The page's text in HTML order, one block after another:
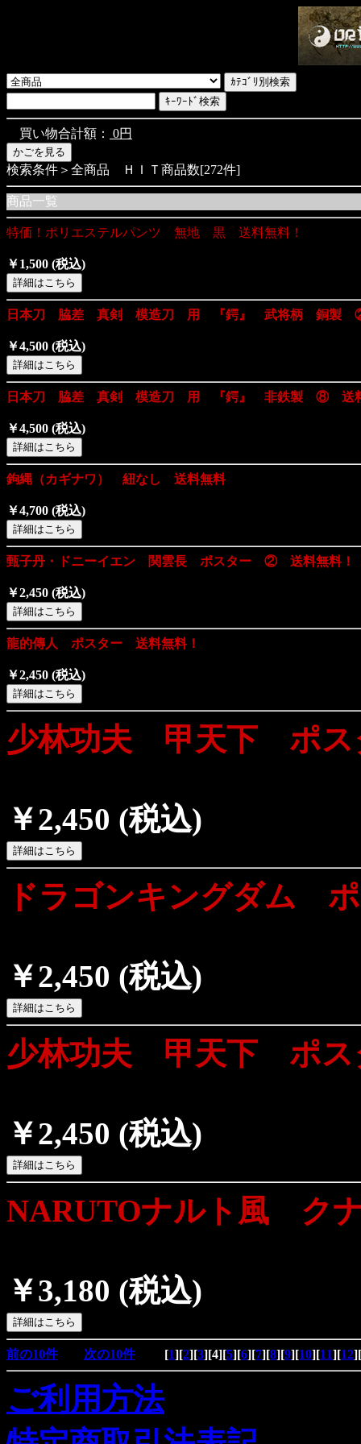
買い物合計額： 0円
検索条件＞全商品 ＨＩＴ商品数[272件]
商品一覧
特価！ポリエステルパンツ 無地 黒 送料無料！
￥1,500 (税込)
日本刀 脇差 真剣 模造刀 用 『鍔』 武将柄 銅製
￥4,500 (税込)
日本刀 脇差 真剣 模造刀 用 『鍔』 非鉄製 ⑧ 送
￥4,500 (税込)
鉤縄（カギナワ） 紐なし 送料無料
￥4,700 (税込)
甄子丹・ドニーイエン 関雲長 ポスター ② 送料無料！
￥2,450 (税込)
龍的傳人 ポスター 送料無料！
￥2,450 (税込)
少林功夫 甲天下 ポ
￥2,450 (税込)
ドラゴンキングダム
￥2,450 (税込)
少林功夫 甲天下 ポ
￥2,450 (税込)
NARUTOナルト風 ク
￥3,180 (税込)
前の10件 次の10件[1][2][3][4][5][6][7][8][9][10][11][12][
ご利用方法